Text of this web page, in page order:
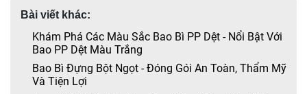
Bài viết khác:
Khám Phá Các Màu Sắc Bao Bì PP Dệt - Nổi Bật Với
Bao PP Dệt Màu Trắng
Bao Bì Đựng Bột Ngọt - Đóng Gói An Toàn, Thẩm Mỹ
Và Tiện Lợi